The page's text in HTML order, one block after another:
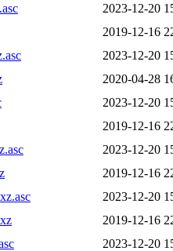
2023-12-20
2019-12-16
2023-12-20
2020-04-28
2023-12-20
2019-12-16
2023-12-20
2019-12-16
2023-12-20
2019-12-16
2023-12-20